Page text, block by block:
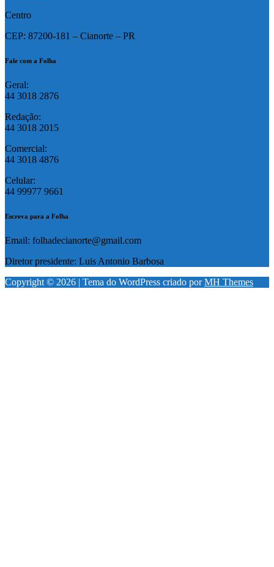
Centro
CEP: 87200-181 – Cianorte – PR
Fale com a Folha
Geral:
44 3018 2876
Redação:
44 3018 2015
Comercial:
44 3018 4876
Celular:
44 99977 9661
Escreva para a Folha
Email: folhadecianorte@gmail.com
Diretor presidente: Luis Antonio Barbosa
Copyright © 2026 | Tema do WordPress criado porMH Themes